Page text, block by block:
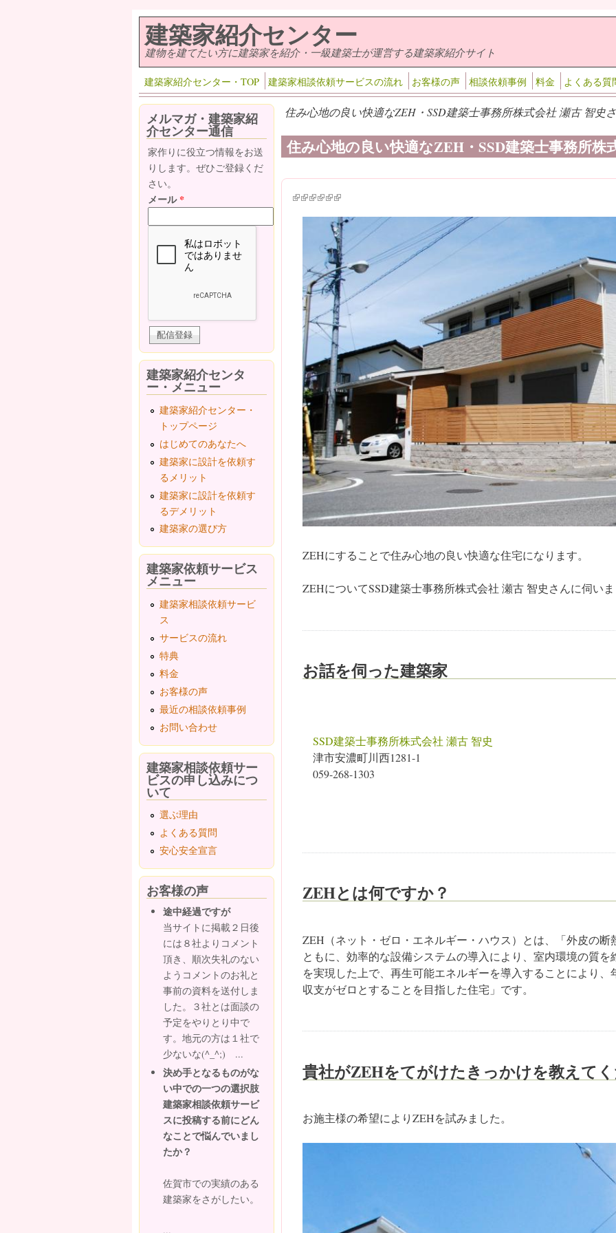
建築家紹介センター
建物を建てたい方に建築家を紹介・一級建築士が運営する建築家紹介サイト
建築家紹介センター・TOP 建築家相談依頼サービスの流れ お客様の声 相談依頼事例 料金 よくある質
住み心地の良い快適なZEH・SSD建築士事務所株式会社 瀬古 智史
住み心地の良い快適なZEH・SSD建築士事務所株
(link is external)
(link is external)
(link is external)
(link is external)
(link is external)
(link is external)
ZEHにすることで住み心地の良い快適な住宅になります。
ZEHについてSSD建築士事務所株式会社 瀬古 智史さんに伺い
お話を伺った建築家
SSD建築士事務所株式会社 瀬古 智史
津市安濃町川西1281-1
059-268-1303
ZEHとは何ですか？
ZEH（ネット・ゼロ・エネルギー・ハウス）とは、「外皮の
ともに、効率的な設備システムの導入により、室内環境の質
を実現した上で、再生可能エネルギーを導入することにより
収支がゼロとすることを目指した住宅」です。
貴社がZEHをてがけたきっかけを教えて
お施主様の希望によりZEHを試みました。
メルマガ・建築家紹
介センター通信
家作りに役立つ情報をお送
りします。ぜひご登録くだ
さい。
メール*
建築家紹介センタ
ー・メニュー
建築家紹介センター・
トップページ
はじめてのあなたへ
建築家に設計を依頼す
るメリット
建築家に設計を依頼す
るデメリット
建築家の選び方
建築家依頼サービス
メニュー
建築家相談依頼サービ
ス
サービスの流れ
特典
料金
お客様の声
最近の相談依頼事例
お問い合わせ
建築家相談依頼サー
ビスの申し込みにつ
いて
選ぶ理由
よくある質問
安心安全宣言
お客様の声
途中経過ですが
当サイトに掲載２日後
には８社よりコメント
頂き、順次失礼のない
ようコメントのお礼と
事前の資料を送付しま
した。３社とは面談の
予定をやりとり中で
す。地元の方は１社で
少ないな(^_^;) ...
決め手となるものがな
い中での一つの選択肢
建築家相談依頼サービ
スに投稿する前にどん
なことで悩んでいまし
たか？
佐賀市での実績のある
建築家をさがしたい。